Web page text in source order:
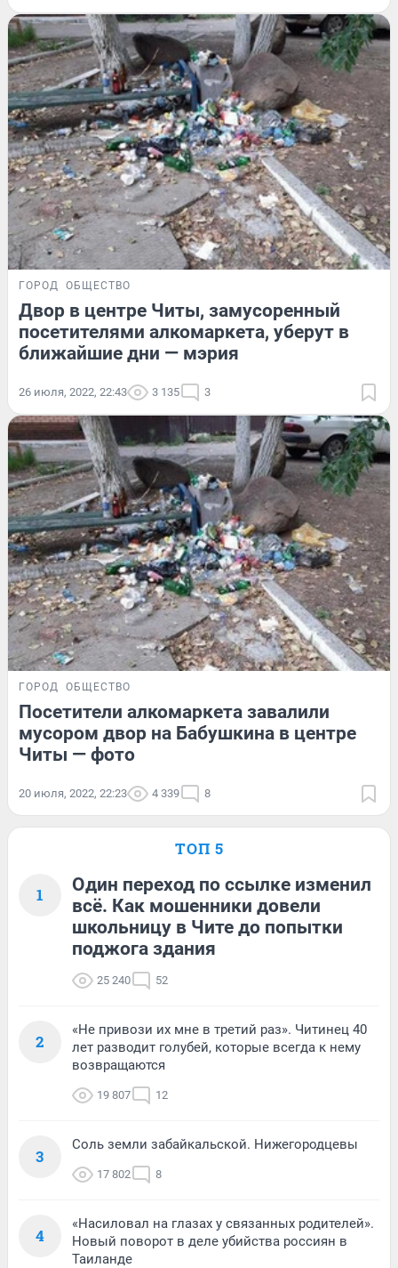
ГОРОД ОБЩЕСТВО
Двор в центре Читы, замусоренный
посетителями алкомаркета, уберут в
ближайшие дни — мэрия
26 июля, 2022, 22:43 3 135 3
ГОРОД ОБЩЕСТВО
Посетители алкомаркета завалили
мусором двор на Бабушкина в центре
Читы — фото
20 июля, 2022, 22:23 4 339 8
ТОП 5
1
Один переход по ссылке изменил
всё. Как мошенники довели
школьницу в Чите до попытки
поджога здания
25 240 52
2
«Не привози их мне в третий раз». Читинец 40
лет разводит голубей, которые всегда к нему
возвращаются
19 807 12
3
Соль земли забайкальской. Нижегородцевы
17 802 8
4
«Насиловал на глазах у связанных родителей».
Новый поворот в деле убийства россиян в
Таиланде